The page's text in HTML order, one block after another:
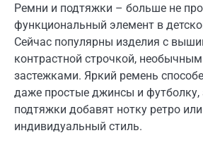
Ремни и подтяжки – больше не
функциональный элемент в
Сейчас популярны изделия с
контрастной строчкой,
застежками. Яркий ремень
даже простые джинсы и футболку,
подтяжки добавят нотку ретро
индивидуальный стиль.